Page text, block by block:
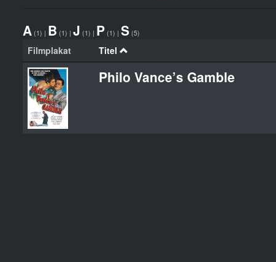
A (1) | B (1) | J (1) | P (1) | S (5)
Filmplakat Titel
Philo Vance’s Gamble